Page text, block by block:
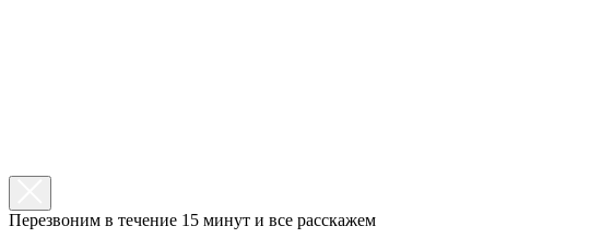
Перезвоним в течение 15 минут и все расскажем